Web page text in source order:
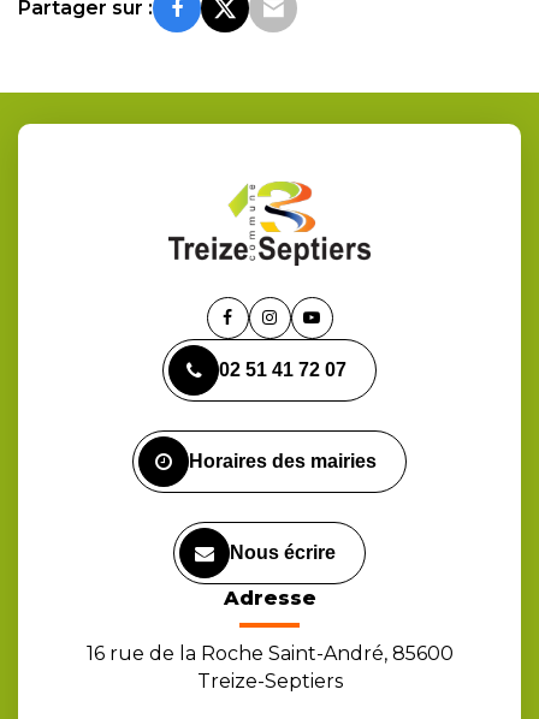
Partager sur :
Lien
le
compte
Lien
le
compte
Lien
la
chaîne
02 51 41 72 07
Horaires des mairies
Nous écrire
Adresse
16 rue de la Roche Saint-André, 85600
Treize-Septiers